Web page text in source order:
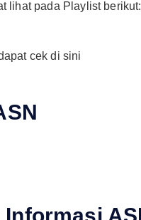
lihat pada Playlist berikut:
cek di sini